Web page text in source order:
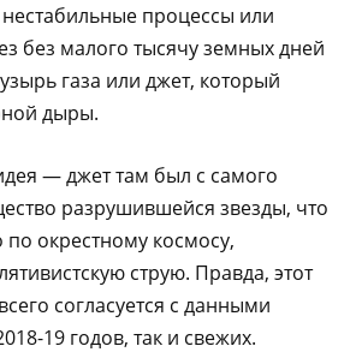
нестабильные процессы или
без малого тысячу земных дней
газа или джет, который
дыры.
— джет там был с самого
разрушившейся звезды, что
по окрестному космосу,
струю. Правда, этот
согласуется с данными
19 годов, так и свежих.